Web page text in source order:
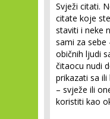
Svježi citati.
citate koje
staviti i neke
sami za sebe
običnih ljudi
čitaocu nudi
prikazati sa ili
– svježe ili
koristiti kao